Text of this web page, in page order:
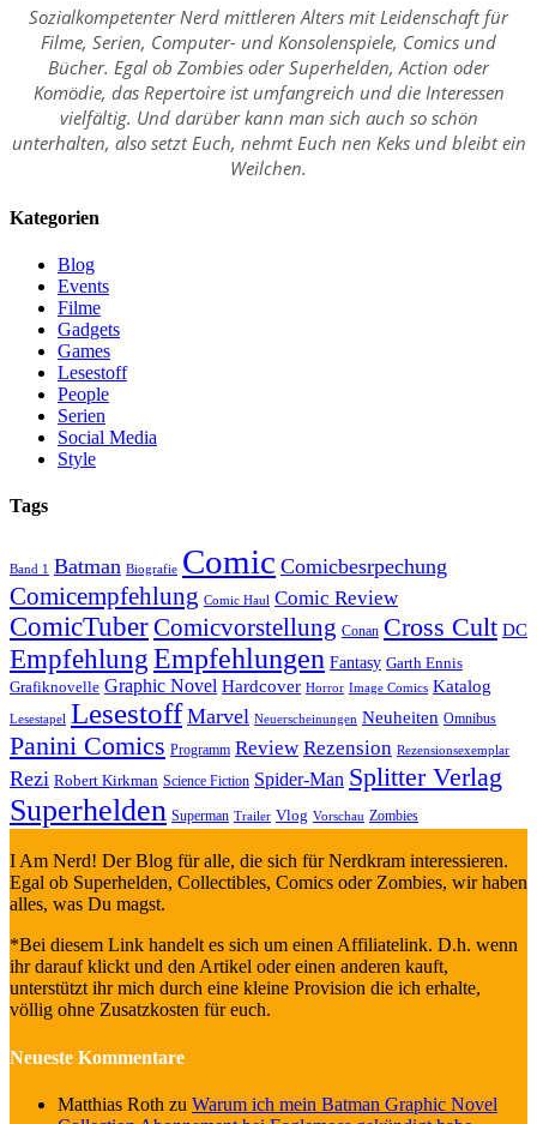
Sozialkompetenter Nerd mittleren Alters mit Leidenschaft für
Filme, Serien, Computer- und Konsolenspiele, Comics und
Bücher. Egal ob Zombies oder Superhelden, Action oder
Komödie, das Repertoire ist umfangreich und die Interessen
vielfältig. Und darüber kann man sich auch so schön
unterhalten, also setzt Euch, nehmt Euch nen Keks und bleibt ein
Weilchen.
Kategorien
Blog
Events
Filme
Gadgets
Games
Lesestoff
People
Serien
Social Media
Style
Tags
Band 1 Batman Biografie Comic Comicbesrpechung
Comicempfehlung Comic Haul Comic Review
ComicTuberComicvorstellung Conan Cross Cult DC
Empfehlung Empfehlungen Fantasy Garth Ennis
Grafiknovelle Graphic Novel Hardcover Horror Image Comics Katalog
Lesestapel Lesestoff Marvel Neuerscheinungen Neuheiten Omnibus
Panini Comics Programm Review Rezension Rezensionsexemplar
Rezi Robert Kirkman Science Fiction Spider-Man Splitter Verlag
Superhelden Superman Trailer Vlog Vorschau Zombies
I Am Nerd! Der Blog für alle, die sich für Nerdkram interessieren.
Egal ob Superhelden, Collectibles, Comics oder Zombies, wir haben
alles, was Du magst.
*Bei diesem Link handelt es sich um einen Affiliatelink. D.h. wenn
ihr darauf klickt und den Artikel oder einen anderen kauft,
unterstützt ihr mich durch eine kleine Provision die ich erhalte,
völlig ohne Zusatzkosten für euch.
Neueste Kommentare
Matthias Roth zu Warum ich mein Batman Graphic Novel